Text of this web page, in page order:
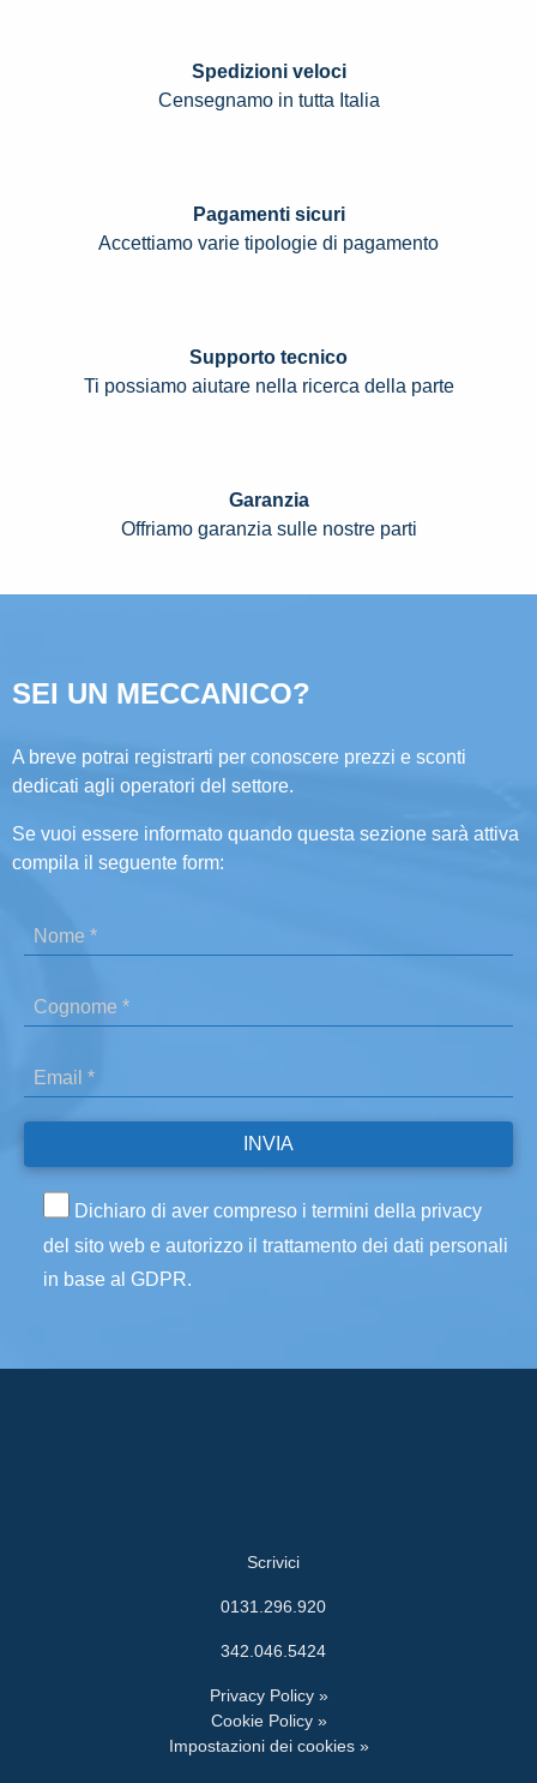
Spedizioni veloci
Censegnamo in tutta Italia
Pagamenti sicuri
Accettiamo varie tipologie di pagamento
Supporto tecnico
Ti possiamo aiutare nella ricerca della parte
Garanzia
Offriamo garanzia sulle nostre parti
SEI UN MECCANICO?
A breve potrai registrarti per conoscere prezzi e sconti
dedicati agli operatori del settore.
Se vuoi essere informato quando questa sezione sarà attiva
compila il seguente form:
Dichiaro di aver compreso i termini della privacy
del sito web e autorizzo il trattamento dei dati personali
in base al GDPR.
Scrivici
0131.296.920
342.046.5424
Privacy Policy »
Cookie Policy »
Impostazioni dei cookies »